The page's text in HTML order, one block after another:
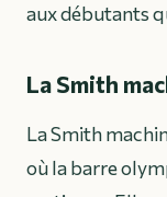
aux débutants
La Smith
La Smith
où la barre